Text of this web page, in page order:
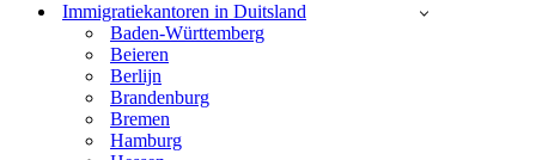
Immigratiekantoren in Duitsland
Baden-Württemberg
Beieren
Berlijn
Brandenburg
Bremen
Hamburg